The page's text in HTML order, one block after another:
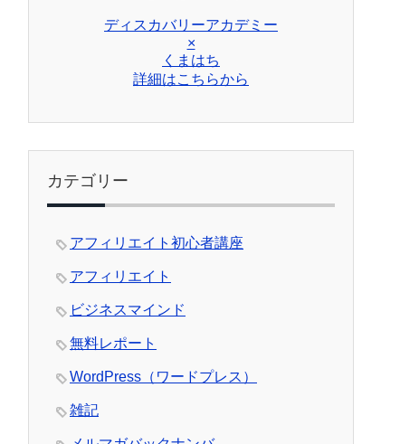
ディスカバリーアカデミー
×
くまはち
詳細はこちらから
カテゴリー
アフィリエイト初心者講座
アフィリエイト
ビジネスマインド
無料レポート
WordPress（ワードプレス）
雑記